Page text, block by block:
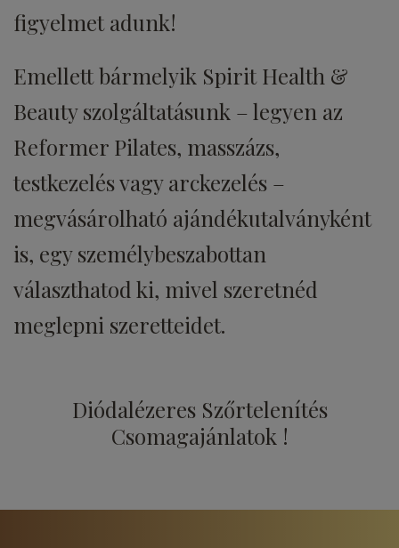
figyelmet adunk!
Emellett bármelyik Spirit Health &
Beauty szolgáltatásunk – legyen az
Reformer Pilates, masszázs,
testkezelés vagy arckezelés –
megvásárolható ajándékutalványként
is, egy személybeszabottan
választhatod ki, mivel szeretnéd
meglepni szeretteidet.
Diódalézeres Szőrtelenítés
Csomagajánlatok !